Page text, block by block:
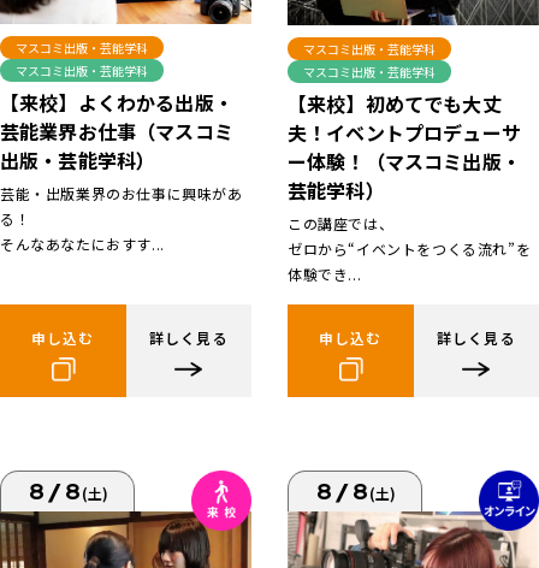
マスコミ出版・芸能学科
マスコミ出版・芸能学科
【来校】よくわかる出版・
芸能業界お仕事（マスコミ
出版・芸能学科）
芸能・出版業界のお仕事に興味があ
る！
そんなあなたにおすす...
申し込む 詳しく見る
マスコミ出版・芸能学科
マスコミ出版・芸能学科
【来校】初めてでも大丈
夫！イベントプロデューサ
ー体験！（マスコミ出版・
芸能学科）
この講座では、
ゼロから“イベントをつくる流れ”を
体験でき...
申し込む 詳しく見る
8/8(土) 8/8(土)